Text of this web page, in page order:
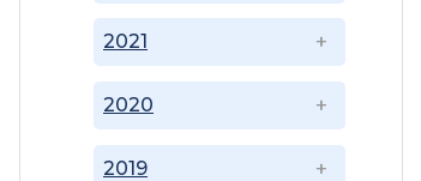
2019
2020
2021